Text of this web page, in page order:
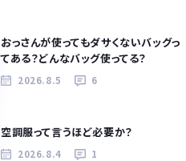
おっさんが使ってもダサくないバッグっ
てある？どんなバッグ使ってる？
2026.8.5 6
空調服って言うほど必要か？
2026.8.4 1